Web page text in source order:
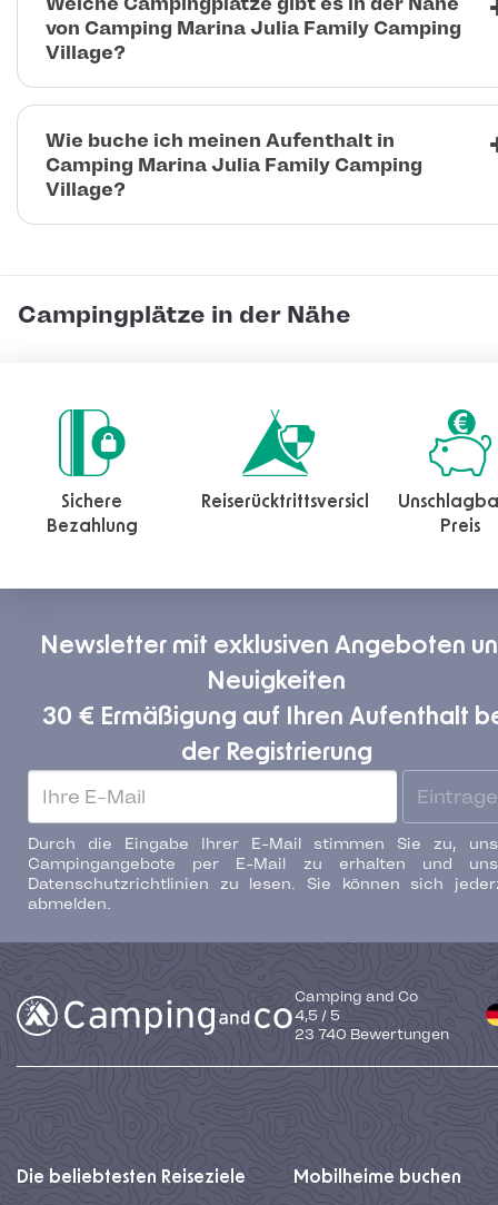
von Camping Marina Julia Family Camping
Village?
Wie buche ich meinen Aufenthalt in
Camping Marina Julia Family Camping
Village?
Campingplätze in der Nähe
Sichere
Bezahlung
Reiserücktrittsversicherung
Preis
Newsletter mit exklusiven Angeboten
Neuigkeiten
30 € Ermäßigung auf Ihren Aufenthalt
der Registrierung
Durch die Eingabe Ihrer E-Mail stimmen Sie zu,
Campingangebote per E-Mail zu erhalten und
Datenschutzrichtlinien zu lesen. Sie können sich
abmelden.
Camping and Co
4,5 / 5
23 740 Bewertungen
Die beliebtesten Reiseziele Mobilheime buchen